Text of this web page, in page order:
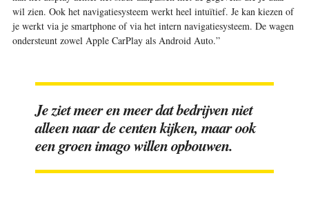
wil zien. Ook het navigatiesysteem werkt heel intuïtief. Je kan kiezen of
je werkt via je smartphone of via het intern navigatiesysteem. De wagen
ondersteunt zowel Apple CarPlay als Android Auto.”
Je ziet meer en meer dat bedrijven niet
alleen naar de centen kijken, maar ook
een groen imago willen opbouwen.